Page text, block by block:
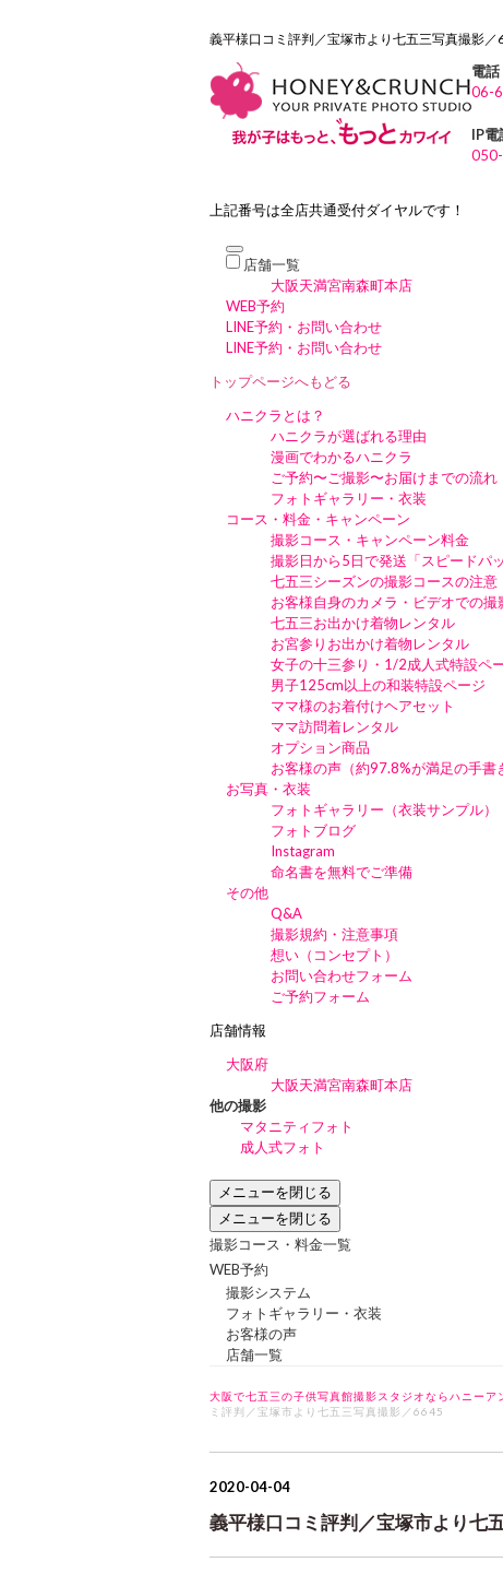
義平様口コミ評判／宝塚市より七五三写真撮影
電話
06-
IP電
上記番号は全店共通受付ダイヤルです！
店舗一覧
大阪天満宮南森町本店
WEB予約
LINE予約・お問い合わせ
LINE予約・お問い合わせ
トップページへもどる
ハニクラとは？
ハニクラが選ばれる理由
漫画でわかるハニクラ
ご予約〜ご撮影〜お届けまでの流れ
フォトギャラリー・衣装
コース・料金・キャンペーン
撮影コース・キャンペーン料金
撮影日から5日で発送「スピードパ
七五三シーズンの撮影コースの注意
お客様自身のカメラ・ビデオでの撮
七五三お出かけ着物レンタル
お宮参りお出かけ着物レンタル
女子の十三参り・1/2成人式特設ペ
男子125cm以上の和装特設ページ
ママ様のお着付けヘアセット
ママ訪問着レンタル
オプション商品
お客様の声（約97.8%が満足の手書
お写真・衣装
フォトギャラリー（衣装サンプル）
フォトブログ
Instagram
命名書を無料でご準備
その他
Q&A
撮影規約・注意事項
想い（コンセプト）
お問い合わせフォーム
ご予約フォーム
店舗情報
大阪府
大阪天満宮南森町本店
他の撮影
マタニティフォト
成人式フォト
メニューを閉じる
メニューを閉じる
撮影コース・料金一覧
WEB予約
撮影システム
フォトギャラリー・衣装
お客様の声
店舗一覧
大阪で七五三の子供写真館撮影スタジオならハニーア
ミ評判／宝塚市より七五三写真撮影／6645
2020-04-04
義平様口コミ評判／宝塚市より七